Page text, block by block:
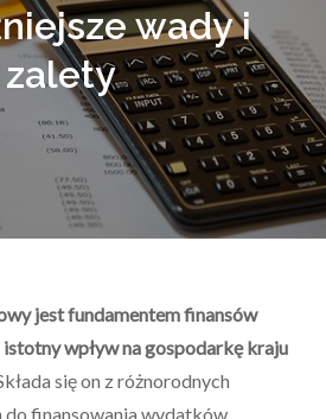
wady i
zalety
jest fundamentem finansów
wpływ na gospodarkę kraju
się on z różnorodnych
do finansowania wydatków